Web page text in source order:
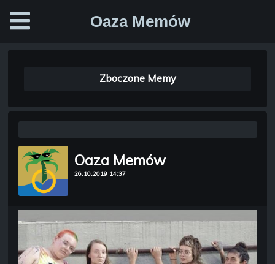
Oaza Memów
Zboczone Memy
Oaza Memów
26.10.2019 14:37